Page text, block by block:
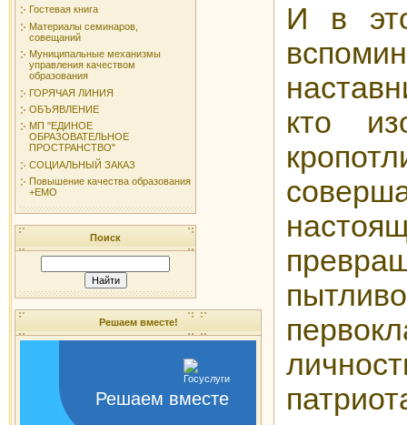
Гостевая книга
Материалы семинаров,
совещаний
Муниципальные механизмы
управления качеством
образования
ГОРЯЧАЯ ЛИНИЯ
ОБЪЯВЛЕНИЕ
МП "ЕДИНОЕ
ОБРАЗОВАТЕЛЬНОЕ
ПРОСТРАНСТВО"
СОЦИАЛЬНЫЙ ЗАКАЗ
Повышение качества образования
+ЕМО
Поиск
Решаем вместе!
Решаем вместе
И в
кто